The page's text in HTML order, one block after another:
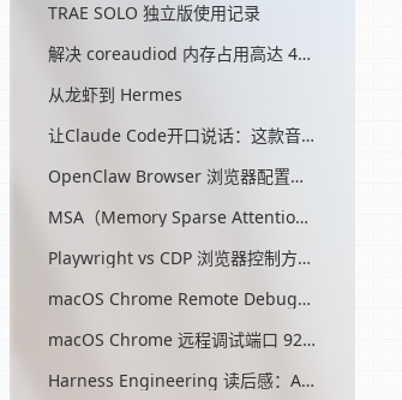
TRAE SOLO 独立版使用记录
解决 coreaudiod 内存占用高达 45G 的问题
从龙虾到 Hermes
让Claude Code开口说话：这款音效插件让我把编程玩成了游戏
OpenClaw Browser 浏览器配置指南
MSA（Memory Sparse Attention）— 突破 AI 记忆瓶颈的开源方案
Playwright vs CDP 浏览器控制方式对比
macOS Chrome Remote Debugging 配置
macOS Chrome 远程调试端口 9222 启动问题与最终解决方案
Harness Engineering 读后感：AI工程的第三次范式转移